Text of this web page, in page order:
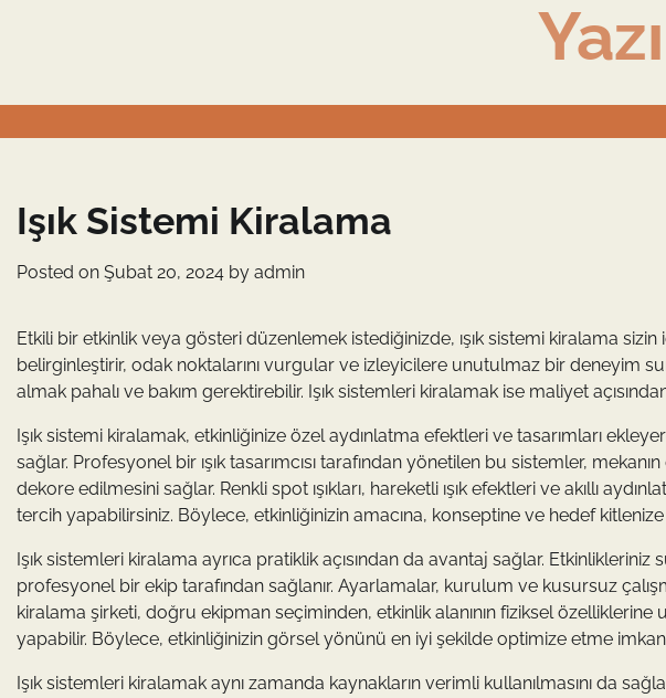
Işık Sistemi Kiralama
Posted on Şubat 20, 2024 by admin
Etkili bir etkinlik veya gösteri düzenlemek istediğinizde, ışık sistemi kiralama
belirginleştirir, odak noktalarını vurgular ve izleyicilere unutulmaz bir deneyim
almak pahalı ve bakım gerektirebilir. Işık sistemleri kiralamak ise maliyet
Işık sistemi kiralamak, etkinliğinize özel aydınlatma efektleri ve tasarımları
sağlar. Profesyonel bir ışık tasarımcısı tarafından yönetilen bu sistemler,
dekore edilmesini sağlar. Renkli spot ışıkları, hareketli ışık efektleri ve akıllı
tercih yapabilirsiniz. Böylece, etkinliğinizin amacına, konseptine ve hedef
Işık sistemleri kiralama ayrıca pratiklik açısından da avantaj sağlar. Etkinlikleriniz
profesyonel bir ekip tarafından sağlanır. Ayarlamalar, kurulum ve kusursuz
kiralama şirketi, doğru ekipman seçiminden, etkinlik alanının fiziksel
yapabilir. Böylece, etkinliğinizin görsel yönünü en iyi şekilde optimize etme
Işık sistemleri kiralamak aynı zamanda kaynakların verimli kullanılmasını da